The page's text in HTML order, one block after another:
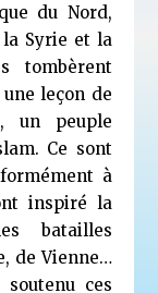
du Nord,
la Syrie et la
tombèrent
une leçon de
un peuple
Ce sont
à
inspiré la
batailles
de Vienne…
soutenu ces